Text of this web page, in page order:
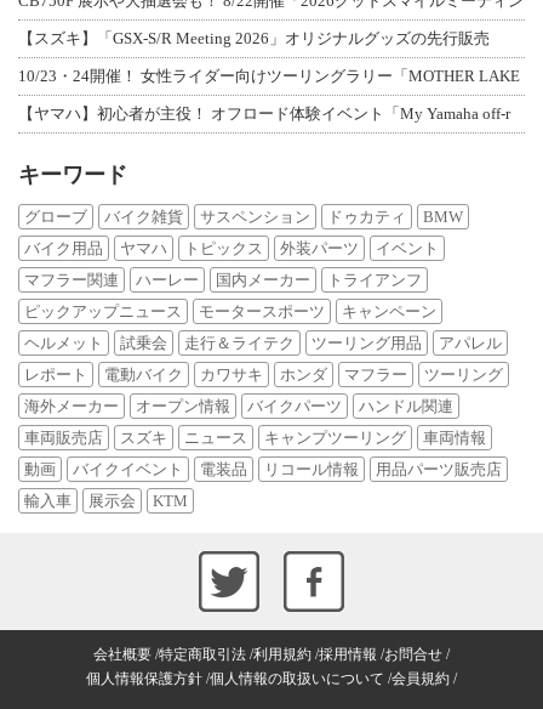
【スズキ】「GSX-S/R Meeting 2026」オリジナルグッズの先行販売
10/23・24開催！ 女性ライダー向けツーリングラリー「MOTHER LAKE
【ヤマハ】初心者が主役！ オフロード体験イベント「My Yamaha off-r
キーワード
グローブ バイク雑貨 サスペンション ドゥカティ
BMW
バイク用品
ヤマハ トピックス 外装パーツ
イベント
マフラー関連
ハーレー 国内メーカー
トライアンフ
ピックアップニュース
モータースポーツ
キャンペーン
ヘルメット
試乗会 走行＆ライテク ツーリング用品
アパレル
レポート
電動バイク カワサキ ホンダ マフラー
ツーリング
海外メーカー
オープン情報 バイクパーツ
ハンドル関連
車両販売店
スズキ ニュース キャンプツーリング
車両情報
動画
バイクイベント 電装品 リコール情報
用品パーツ販売店
輸入車
展示会 KTM
会社概要 特定商取引法 利用規約 採用情報 お問合せ
個人情報保護方針 個人情報の取扱いについて 会員規約